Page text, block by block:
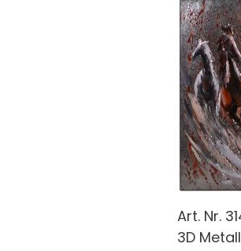
Art. Nr.
3D